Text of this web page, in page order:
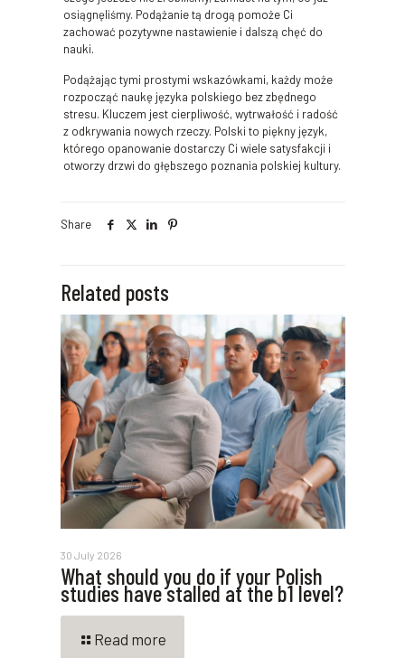
osiągnęliśmy. Podążanie tą drogą pomoże Ci
zachować pozytywne nastawienie i dalszą chęć do
nauki.
Podążając tymi prostymi wskazówkami, każdy może
rozpocząć naukę języka polskiego bez zbędnego
stresu. Kluczem jest cierpliwość, wytrwałość i radość
z odkrywania nowych rzeczy. Polski to piękny język,
którego opanowanie dostarczy Ci wiele satysfakcji i
otworzy drzwi do głębszego poznania polskiej kultury.
Share
Related posts
30 July 2026
What should you do if your Polish
studies have stalled at the b1 level?
Read more